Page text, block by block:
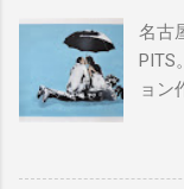
名古
PITS
ョン
品
PITS